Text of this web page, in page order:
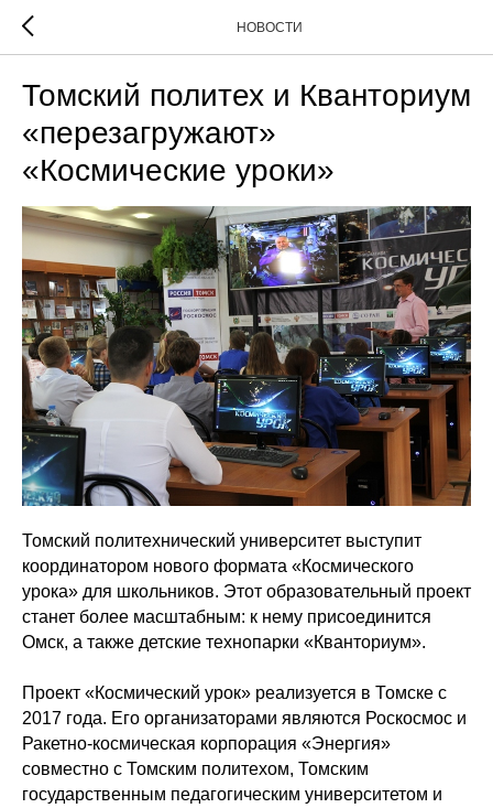
НОВОСТИ
Томский политех и Кванториум
«перезагружают»
«Космические уроки»
Томский политехнический университет выступит
координатором нового формата «Космического
урока» для школьников. Этот образовательный проект
станет более масштабным: к нему присоединится
Омск, а также детские технопарки «Кванториум».
Проект «Космический урок» реализуется в Томске с
2017 года. Его организаторами являются Роскосмос и
Ракетно-космическая корпорация «Энергия»
совместно с Томским политехом, Томским
государственным педагогическим университетом и